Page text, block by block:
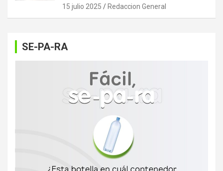
15 julio 2025 Redaccion General
SE-PA-RA